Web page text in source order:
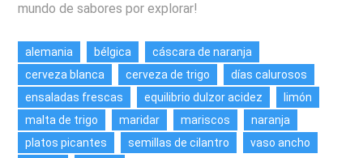
mundo de sabores por explorar!
alemania bélgica
cáscara de naranja
cerveza blanca
cerveza de trigo
días calurosos
ensaladas frescas
equilibrio dulzor acidez
limón
malta de trigo
maridar mariscos
naranja
platos picantes
semillas de cilantro
vaso ancho